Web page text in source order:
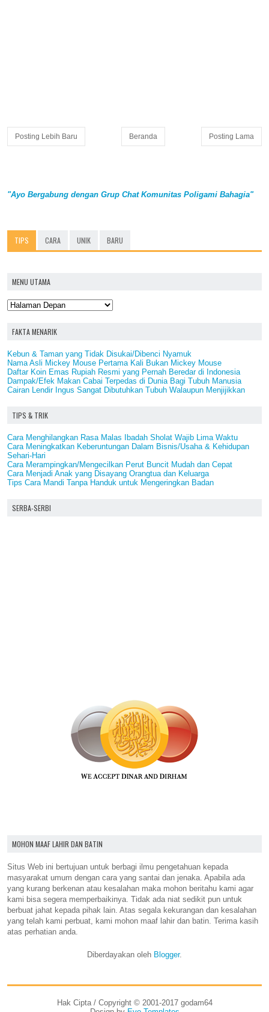
Posting Lebih Baru Posting Lama
Beranda
"Ayo Bergabung dengan Grup Chat Komunitas Poligami Bahagia"
TIPS CARA UNIK BARU
MENU UTAMA
FAKTA MENARIK
Kebun & Taman yang Tidak Disukai/Dibenci Nyamuk
Nama Asli Mickey Mouse Pertama Kali Bukan Mickey Mouse
Daftar Koin Emas Rupiah Resmi yang Pernah Beredar di Indonesia
Dampak/Efek Makan Cabai Terpedas di Dunia Bagi Tubuh Manusia
Cairan Lendir Ingus Sangat Dibutuhkan Tubuh Walaupun Menjijikkan
TIPS & TRIK
Cara Menghilangkan Rasa Malas Ibadah Sholat Wajib Lima Waktu
Cara Meningkatkan Keberuntungan Dalam Bisnis/Usaha & Kehidupan
Sehari-Hari
Cara Merampingkan/Mengecilkan Perut Buncit Mudah dan Cepat
Cara Menjadi Anak yang Disayang Orangtua dan Keluarga
Tips Cara Mandi Tanpa Handuk untuk Mengeringkan Badan
SERBA-SERBI
MOHON MAAF LAHIR DAN BATIN
Situs Web ini bertujuan untuk berbagi ilmu pengetahuan kepada
masyarakat umum dengan cara yang santai dan jenaka. Apabila ada
yang kurang berkenan atau kesalahan maka mohon beritahu kami agar
kami bisa segera memperbaikinya. Tidak ada niat sedikit pun untuk
berbuat jahat kepada pihak lain. Atas segala kekurangan dan kesalahan
yang telah kami perbuat, kami mohon maaf lahir dan batin. Terima kasih
atas perhatian anda.
Diberdayakan oleh Blogger.
Hak Cipta / Copyright © 2001-2017 godam64